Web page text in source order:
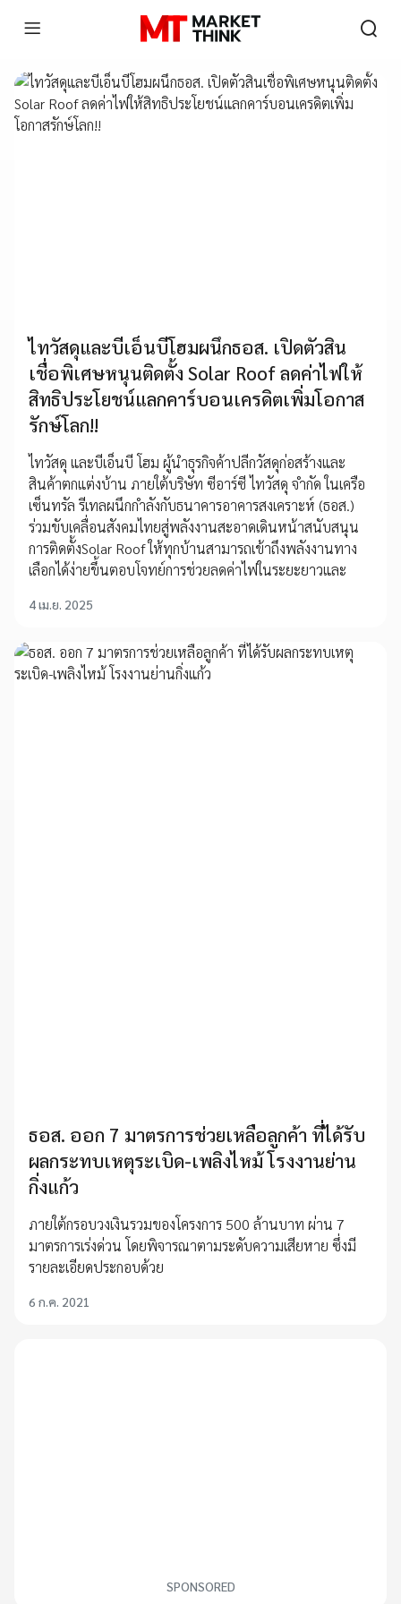
ไทวัสดุและบีเอ็นบีโฮมผนึกธอส. เปิดตัวสิน
เชื่อพิเศษหนุนติดตั้ง Solar Roof ลดค่าไฟให้
สิทธิประโยชน์แลกคาร์บอนเครดิตเพิ่มโอกาส
รักษ์โลก!!
ไทวัสดุ และบีเอ็นบี โฮม ผู้นำธุรกิจค้าปลีกวัสดุก่อสร้างและ
สินค้าตกแต่งบ้าน ภายใต้บริษัท ซีอาร์ซี ไทวัสดุ จำกัด ในเครือ
เซ็นทรัล รีเทลผนึกกำลังกับธนาคารอาคารสงเคราะห์ (ธอส.)
ร่วมขับเคลื่อนสังคมไทยสู่พลังงานสะอาดเดินหน้าสนับสนุน
การติดตั้งSolar Roof ให้ทุกบ้านสามารถเข้าถึงพลังงานทาง
เลือกได้ง่ายขึ้นตอบโจทย์การช่วยลดค่าไฟในระยะยาวและ
4 เม.ย. 2025
ธอส. ออก 7 มาตรการช่วยเหลือลูกค้า ที่ได้รับ
ผลกระทบเหตุระเบิด-เพลิงไหม้ โรงงานย่าน
กิ่งแก้ว
ภายใต้กรอบวงเงินรวมของโครงการ 500 ล้านบาท ผ่าน 7
มาตรการเร่งด่วน โดยพิจารณาตามระดับความเสียหาย ซึ่งมี
รายละเอียดประกอบด้วย
6 ก.ค. 2021
SPONSORED